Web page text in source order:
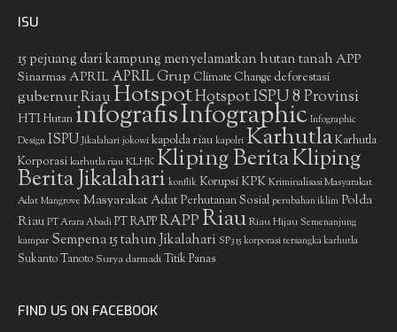
ISU
15 pejuang dari kampung menyelamatkan hutan tanah APP
Sinarmas APRIL APRIL Grup Climate Change deforestasi
gubernur RiauHotspotHotspot ISPU 8 Provinsi
HTIHutan infografisInfographic Infographic
Design ISPU Jikalahari jokowi kapolda riau kapolri KarhutlaKarhutla
Korporasikarhutla riauKLHKKliping BeritaKliping
Berita Jikalahari konflik Korupsi KPKKriminalisasi Masyarakat
Adat Mangrove Masyarakat AdatPerhutanan Sosial perubahan iklim Polda
Riau PT Arara Abadi PT RAPPRAPPRiauRiau Hijau Semenanjung
kampar Sempena 15 tahun Jikalahari SP3 15 korporasi tersangka karhutla
Sukanto Tanoto Surya darmadiTitik Panas
FIND US ON FACEBOOK